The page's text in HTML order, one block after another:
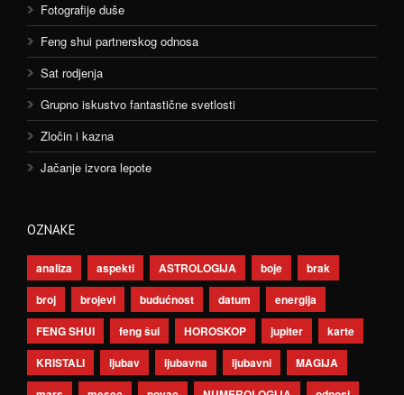
Fotografije duše
Feng shui partnerskog odnosa
Sat rodjenja
Grupno iskustvo fantastične svetlosti
Zločin i kazna
Jačanje izvora lepote
OZNAKE
analiza aspekti ASTROLOGIJA boje
brak
broj
brojevi budućnost datum
energija
FENG SHUI
feng šui HOROSKOP jupiter
karte
KRISTALI
ljubav ljubavna ljubavni
MAGIJA